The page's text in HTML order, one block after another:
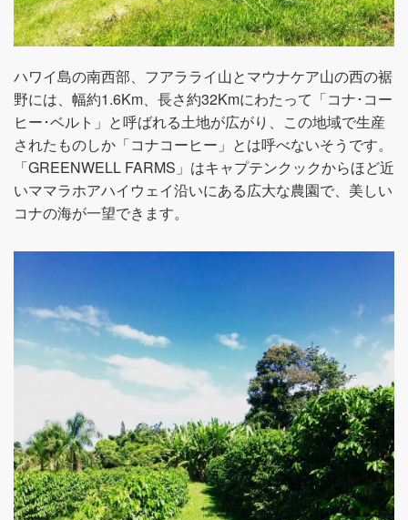
ハワイ島の南西部、フアラライ山とマウナケア山の西の裾
野には、幅約1.6Km、長さ約32Kmにわたって「コナ･コー
ヒー･ベルト」と呼ばれる土地が広がり、この地域で生産
されたものしか「コナコーヒー」とは呼べないそうです。
「GREENWELL FARMS」はキャプテンクックからほど近
いママラホアハイウェイ沿いにある広大な農園で、美しい
コナの海が一望できます。